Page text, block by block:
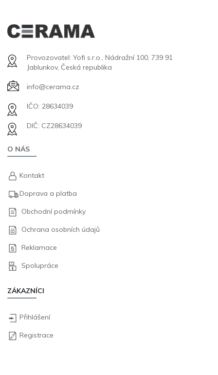
Provozovatel: Yofi s.r.o., Nádražní 100, 739 91
Jablunkov, Česká republika
info@cerama.cz
IČO: 28634039
DIČ: CZ28634039
O NÁS
Kontakt
Doprava a platba
Obchodní podmínky
Ochrana osobních údajů
Reklamace
Spolupráce
ZÁKAZNÍCI
Přihlášení
Registrace